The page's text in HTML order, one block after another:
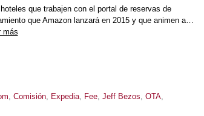
que trabajen con el portal de reservas de
que Amazon lanzará en 2015 y que animen a…
más
, Comisión, Expedia, Fee, Jeff Bezos, OTA,